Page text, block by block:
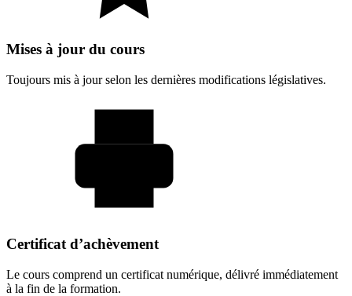
Mises à jour du cours
Toujours mis à jour selon les dernières modifications législatives.
Certificat d’achèvement
Le cours comprend un certificat numérique, délivré immédiatement
à la fin de la formation.